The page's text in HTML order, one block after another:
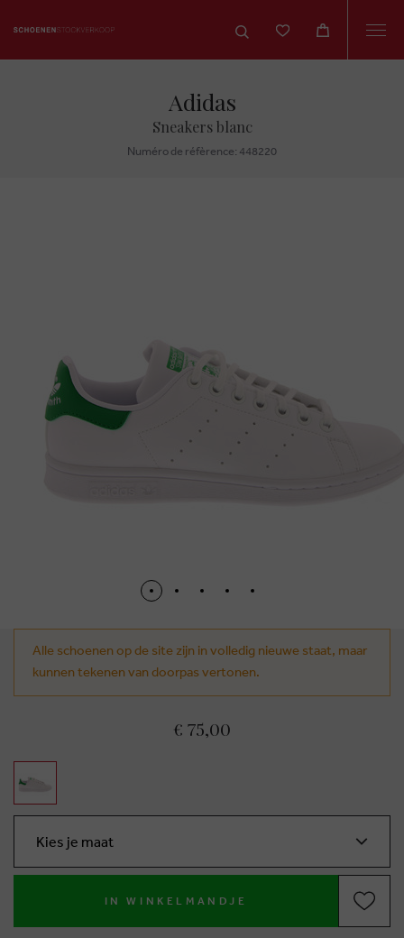
Adidas
Sneakers blanc
Numéro de réfèrence: 448220
Alle schoenen op de site zijn in volledig nieuwe staat, maar
kunnen tekenen van doorpas vertonen.
€ 75,00
Kies je maat
IN WINKELMANDJE